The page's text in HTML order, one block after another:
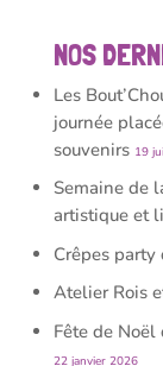
NOS
Les
journée
souvenirs 19
Semaine de
artistique et
Crêpes party
Atelier Rois
Fête de Noël
22 janvier 2026